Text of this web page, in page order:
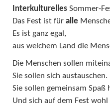
InterkulturellesSommer-
Das Fest ist füralle
Es ist ganz egal,
aus welchem Land die
Die Menschen sollen
Sie sollen sich austauschen.
Sie sollen gemeinsam Spaß
Und sich auf dem Fest
Hilfe für Eltern mit
Paten für Familien gesucht